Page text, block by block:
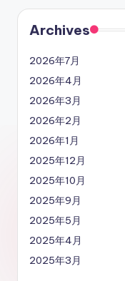
Archives
2026年7月
2026年4月
2026年3月
2026年2月
2026年1月
2025年12月
2025年10月
2025年9月
2025年5月
2025年4月
2025年3月